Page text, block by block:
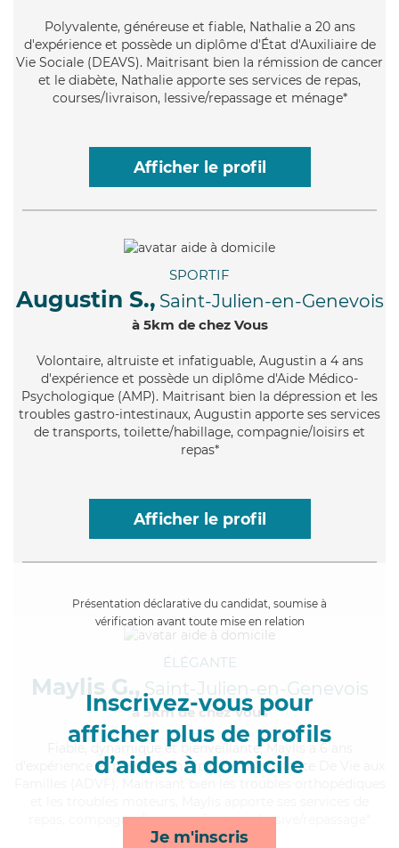
Polyvalente, généreuse et fiable, Nathalie a 20 ans
d'expérience et possède un diplôme d'État d'Auxiliaire de
Vie Sociale (DEAVS). Maitrisant bien la rémission de cancer
et le diabète, Nathalie apporte ses services de repas,
courses/livraison, lessive/repassage et ménage*
Afficher le profil
SPORTIF
Augustin S., Saint-Julien-en-Genevois
à 5km de chez Vous
Volontaire, altruiste et infatiguable, Augustin a 4 ans
d'expérience et possède un diplôme d'Aide Médico-
Psychologique (AMP). Maitrisant bien la dépression et les
troubles gastro-intestinaux, Augustin apporte ses services
de transports, toilette/habillage, compagnie/loisirs et
repas*
Afficher le profil
Présentation déclarative du candidat, soumise à
vérification avant toute mise en relation
Inscrivez-vous pour
afficher plus de profils
d’aides à domicile
Je m'inscris
ÉLÉGANTE
Maylis G., Saint-Julien-en-Genevois
à 5km de chez Vous
, dynamique et bienveillante, Maylis a 6 ans
d'expérience et possède un diplôme d'Assistante De Vie aux
repas, compagnie/loisirs, ménage et lessive/repassage*